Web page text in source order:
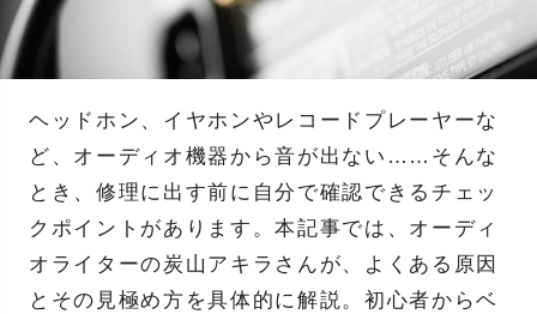
ヘッドホン、イヤホンやレコードプレーヤーな
ど、オーディオ機器から音が出ない……そんな
とき、修理に出す前に自分で確認できるチェッ
クポイントがあります。本記事では、オーディ
オライターの炭山アキラさんが、よくある原因
とその見極め方を具体的に解説。初心者からベ